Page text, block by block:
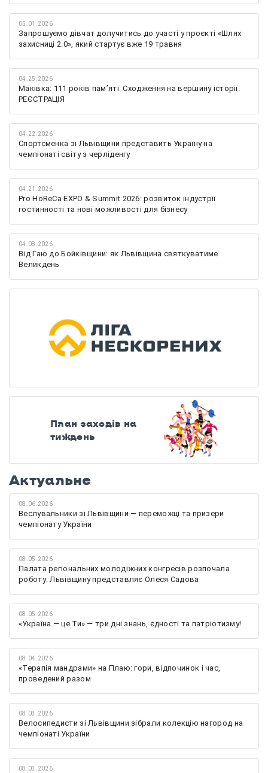
05.01.2026
Запрошуємо дівчат долучитись до участі у проєкті «Шлях
захисниці 2.0», який стартує вже 19 травня
04.25.2026
Маківка: 111 років пам’яті. Сходження на вершину історії.
РЕЄСТРАЦІЯ
04.22.2026
Спортсменка зі Львівщини представить Україну на
чемпіонаті світу з черліденгу
04.21.2026
Pro HoReCa EXPO & Summit 2026: розвиток індустрії
гостинності та нові можливості для бізнесу
04.08.2026
Від Гаю до Бойківщини: як Львівщина святкуватиме
Великдень
План заходів на
тиждень
Актуальне
08.06.2026
Веслувальники зі Львівщини — переможці та призери
чемпіонату України
08.05.2026
Палата регіональних молодіжних конгресів розпочала
роботу: Львівщину представляє Олеся Садова
08.05.2026
«Україна — це Ти» — три дні знань, єдності та патріотизму!
08.04.2026
«Терапія мандрами» на Плаю: гори, відпочинок і час,
проведений разом
08.03.2026
Велосипедисти зі Львівщини зібрали колекцію нагород на
чемпіонаті України
08.03.2026